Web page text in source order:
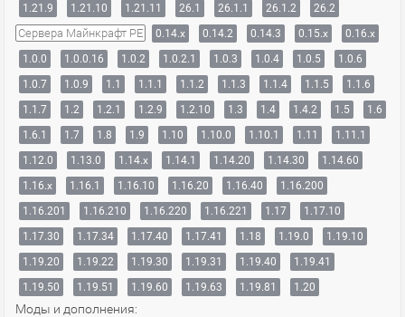
1.21.9
1.21.10 1.21.11 26.1 26.1.1 26.1.2 26.2
Сервера Майнкрафт PE 0.14.x 0.14.2 0.14.3 0.15.x
0.16.x
1.0.0
1.0.0.16 1.0.2 1.0.2.1 1.0.3 1.0.4 1.0.5
1.0.6
1.0.7
1.0.9 1.1 1.1.1 1.1.2 1.1.3 1.1.4 1.1.5
1.1.6
1.1.7
1.2 1.2.1 1.2.9 1.2.10 1.3 1.4 1.4.2 1.5
1.6
1.6.1
1.7 1.8 1.9 1.10 1.10.0 1.10.1 1.11
1.11.1
1.12.0
1.13.0 1.14.x 1.14.1 1.14.20 1.14.30
1.14.60
1.16.x
1.16.1 1.16.10 1.16.20 1.16.40
1.16.200
1.16.201
1.16.210 1.16.220 1.16.221 1.17
1.17.10
1.17.30
1.17.34 1.17.40 1.17.41 1.18 1.19.0
1.19.10
1.19.20
1.19.22 1.19.30 1.19.31 1.19.40
1.19.41
1.19.50
1.19.51 1.19.60 1.19.63 1.19.81 1.20
Моды и дополнения: